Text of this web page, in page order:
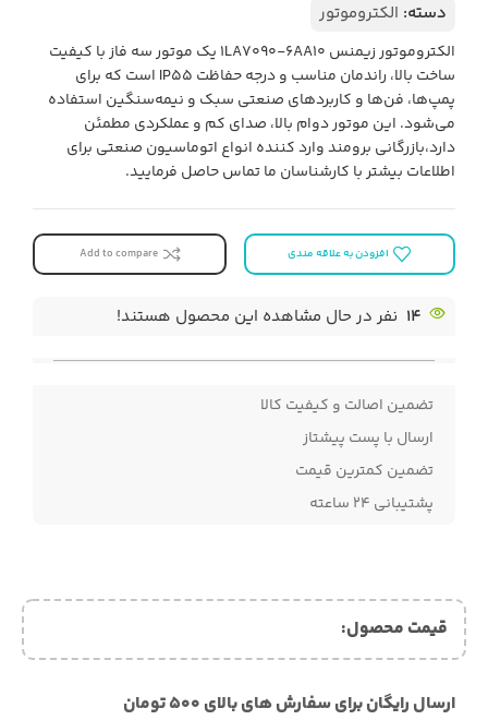
دسته: الکتروموتور
الکتروموتور زیمنس 1LA7090-6AA10 یک موتور سه فاز با کیفیت
ساخت بالا، راندمان مناسب و درجه حفاظت IP55 است که برای
پمپ‌ها، فن‌ها و کاربردهای صنعتی سبک و نیمه‌سنگین استفاده
می‌شود. این موتور دوام بالا، صدای کم و عملکردی مطمئن
دارد،بازرگانی برومند وارد کننده انواع اتوماسیون صنعتی برای
اطلاعات بیشتر با کارشناسان ما تماس حاصل فرمایید.
افزودن به علاقه مندی Add to compare
14 نفر در حال مشاهده این محصول هستند!
تضمین اصالت و کیفیت کالا
ارسال با پست پیشتاز
تضمین کمترین قیمت
پشتیبانی ۲۴ ساعته
قیمت محصول:​
ارسال رایگان برای سفارش های بالای ۵۰۰ تومان